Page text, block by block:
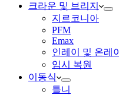
크라운 및 브리지
지르코니아
PFM
Emax
인레이 및 온레이
임시 복원
이동식
틀니